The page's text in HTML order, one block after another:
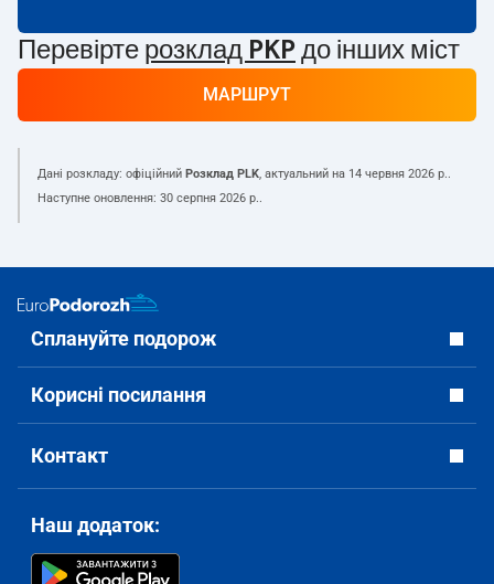
Перевірте розклад PKP до інших міст
МАРШРУТ
Дані розкладу: офіційний Розклад PLK, актуальний на 14 червня 2026 р..
Наступне оновлення: 30 серпня 2026 р..
Сплануйте подорож
Корисні посилання
Контакт
Наш додаток: